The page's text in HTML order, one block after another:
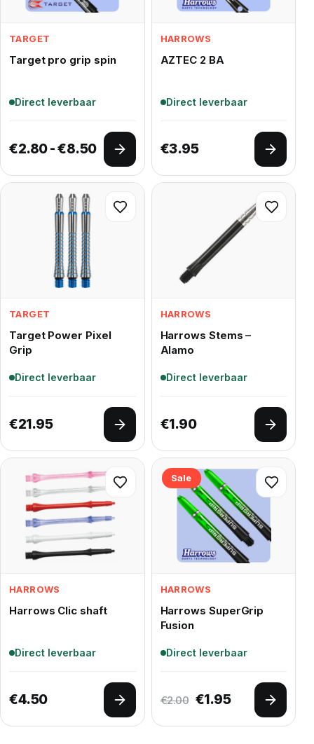
TARGET
Target pro grip spin
Direct leverbaar
€2.80-€8.50Prijsklasse: €2.80 tot €8.50
Opties selecteren
HARROWS
AZTEC 2 BA
Direct leverbaar
€3.95
Opties
TARGET
Target Power Pixel
Grip
Direct leverbaar
€21.95
Opties selecteren
HARROWS
Harrows Stems –
Alamo
Direct leverbaar
€1.90
Opties
HARROWS
Harrows Clic shaft
Direct leverbaar
€4.50
Opties selecteren
Sale
HARROWS
Harrows SuperGrip
Fusion
Direct leverbaar
€2.00 Oorspronkelijke
€1.95Huidige prijs
Opties